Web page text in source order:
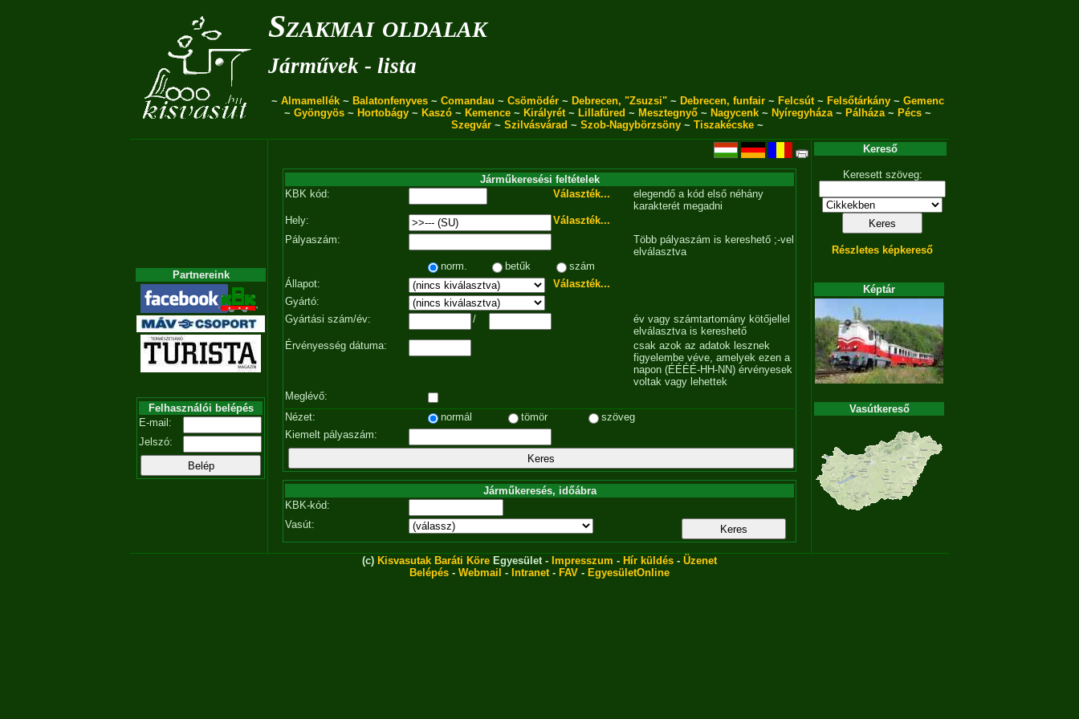
Szakmai oldalak
Járművek - lista
~ Almamellék~ Balatonfenyves~ Comandau ~ Csömödér~ Debrecen, "Zsuzsi"~ Debrecen, funfair~ Felcsút~ Felsőtárkány~ Gemenc
~ Gyöngyös~ Hortobágy~ Kaszó~ Kemence~ Királyrét~ Lillafüred ~ Mesztegnyő~ Nagycenk~ Nyíregyháza~ Pálháza~ Pécs~
Szegvár ~ Szilvásvárad ~ Szob-Nagybörzsöny ~ Tiszakécske ~
Partnereink
Felhasználói belépés
E-mail:
Jelszó:
Járműkeresési feltételek
KBK kód:
Választék...
elegendő a kód első néhány
karakterét megadni
Hely:
Választék...
Pályaszám:
Több pályaszám is kereshető ;-vel
elválasztva
norm.
betűk
szám
Állapot:
Választék...
Gyártó:
Gyártási szám/év:
/
év vagy számtartomány kötőjellel
elválasztva is kereshető
Érvényesség dátuma:
csak azok az adatok lesznek
figyelembe véve, amelyek ezen a
napon (ÉÉÉÉ-HH-NN) érvényesek
voltak vagy lehettek
Meglévő:
Nézet:
normál tömör
szöveg
Kiemelt pályaszám:
Járműkeresés, időábra
KBK-kód:
Vasút:
Kereső
Keresett szöveg:
Részletes képkereső
Képtár
Vasútkereső
(c) Kisvasutak Baráti Köre Egyesület - Impresszum - Hír küldés - Üzenet
Belépés - Webmail - Intranet- FAV - EgyesületOnline